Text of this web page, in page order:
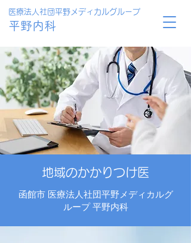
医療法人社団平野メディカルグループ
平野内科
地域のかかりつけ医
函館市 医療法人社団平野メディカルグ
ループ 平野内科